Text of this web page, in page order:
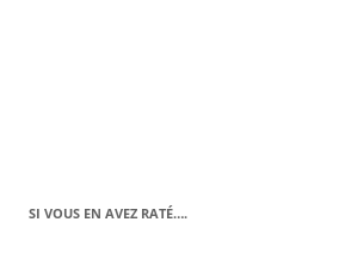
SI VOUS EN AVEZ RATÉ….